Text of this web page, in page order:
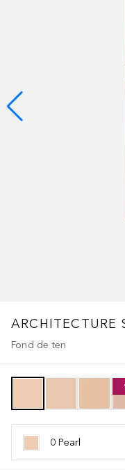
ARCHITECTURE
Fond de ten
0 Pearl